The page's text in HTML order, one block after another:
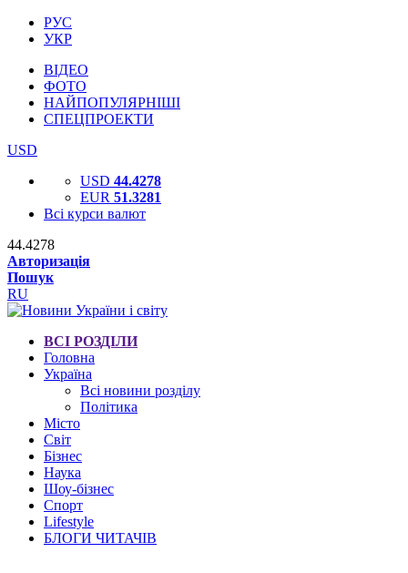
РУС
УКР
ВІДЕО
ФОТО
НАЙПОПУЛЯРНІШІ
СПЕЦПРОЕКТИ
USD
USD 44.4278
EUR 51.3281
Всі курси валют
44.4278
Авторизація
Пошук
RU
ВСІ РОЗДІЛИ
Головна
Україна
Всі новини розділу
Політика
Місто
Світ
Бізнес
Наука
Шоу-бізнес
Спорт
Lifestyle
БЛОГИ ЧИТАЧІВ